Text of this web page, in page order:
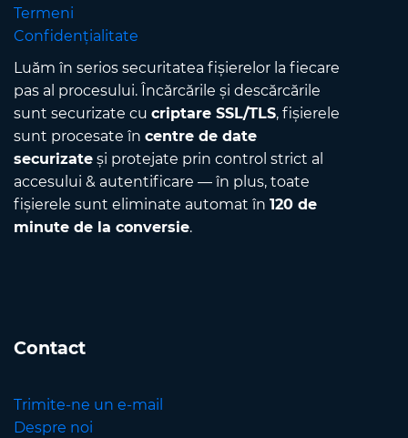
Termeni
Confidențialitate
Luăm în serios securitatea fișierelor la fiecare
pas al procesului. Încărcările și descărcările
sunt securizate cu criptare SSL/TLS, fișierele
sunt procesate în centre de date
securizate și protejate prin control strict al
accesului & autentificare — în plus, toate
fișierele sunt eliminate automat în 120 de
minute de la conversie.
Contact
Trimite-ne un e-mail
Despre noi